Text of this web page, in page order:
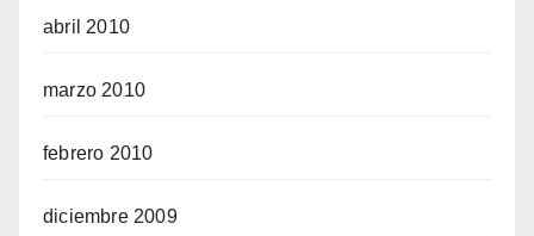
abril 2010
marzo 2010
febrero 2010
diciembre 2009